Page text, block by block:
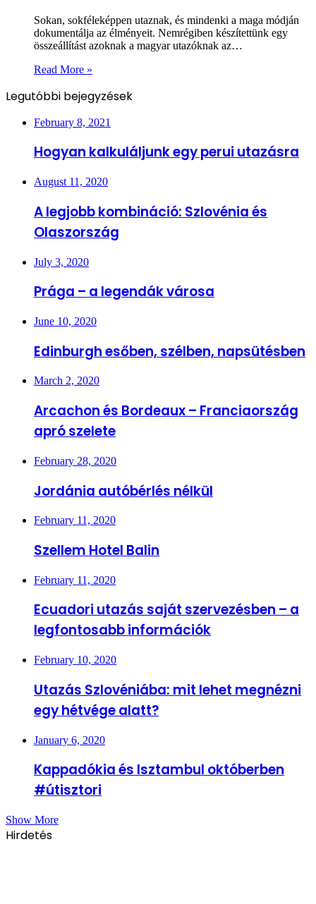
Sokan, sokféleképpen utaznak, és mindenki a maga módján
dokumentálja az élményeit. Nemrégiben készítettünk egy
összeállítást azoknak a magyar utazóknak az…
Read More »
Legutóbbi bejegyzések
February 8, 2021
Hogyan kalkuláljunk egy perui utazásra
August 11, 2020
A legjobb kombináció: Szlovénia és
Olaszország
July 3, 2020
Prága – a legendák városa
June 10, 2020
Edinburgh esőben, szélben, napsütésben
March 2, 2020
Arcachon és Bordeaux – Franciaország
apró szelete
February 28, 2020
Jordánia autóbérlés nélkül
February 11, 2020
Szellem Hotel Balin
February 11, 2020
Ecuadori utazás saját szervezésben – a
legfontosabb információk
February 10, 2020
Utazás Szlovéniába: mit lehet megnézni
egy hétvége alatt?
January 6, 2020
Kappadókia és Isztambul októberben
#útisztori
Show More
Hirdetés